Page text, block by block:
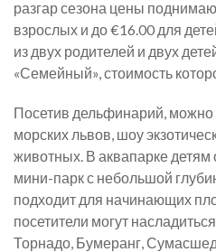
разгар сезона цены
взрослых и до €16.00 для
из двух родителей и двух
«Семейный», стоимость
Посетив дельфинарий,
морских львов, шоу
животных. В аквапарке детям
мини-парк с небольшой
подходит для начинающих
посетители могут
Торнадо, Бумеранг,